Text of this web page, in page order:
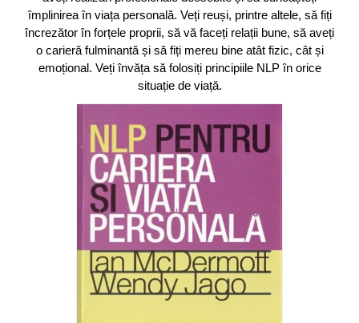
împlinirea în viața personală. Veți reuși, printre altele, să fiți
încrezător în forțele proprii, să vă faceți relații bune, să aveți
o carieră fulminantă și să fiți mereu bine atât fizic, cât și
emoțional. Veți învăța să folosiți principiile NLP în orice
situație de viață.